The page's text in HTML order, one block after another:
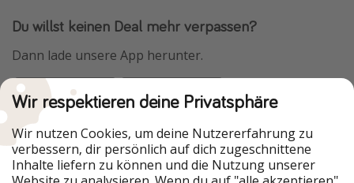
Du willst keinen Deal mehr verpassen?
Dann lade unsere App herunter.
Urlaubspiraten ist Teil der HolidayPirates Group
Unsere Märkte
Wir respektieren deine Privatsphäre
Wir nutzen Cookies, um deine Nutzererfahrung zu
verbessern, dir persönlich auf dich zugeschnittene
Inhalte liefern zu können und die Nutzung unserer